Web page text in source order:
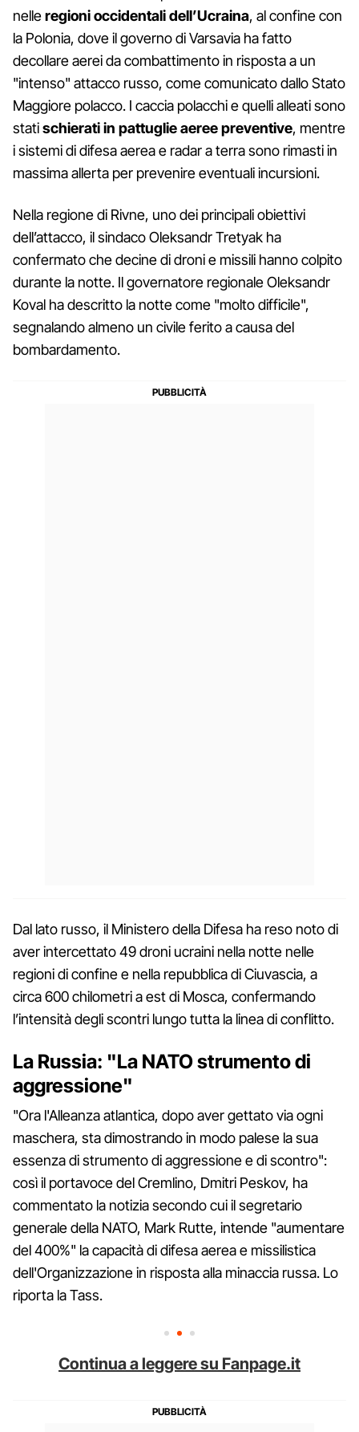
nelleregioni occidentali dell’Ucraina, al confine con
la Polonia, dove il governo di Varsavia ha fatto
decollare aerei da combattimento in risposta a un
"intenso" attacco russo, come comunicato dallo Stato
Maggiore polacco. I caccia polacchi e quelli alleati sono
statischierati in pattuglie aeree preventive, mentre
i sistemi di difesa aerea e radar a terra sono rimasti in
massima allerta per prevenire eventuali incursioni.
Nella regione di Rivne, uno dei principali obiettivi
dell’attacco, il sindaco Oleksandr Tretyak ha
confermato che decine di droni e missili hanno colpito
durante la notte. Il governatore regionale Oleksandr
Koval ha descritto la notte come "molto difficile",
segnalando almeno un civile ferito a causa del
bombardamento.
Dal lato russo, il Ministero della Difesa ha reso noto di
aver intercettato 49 droni ucraini nella notte nelle
regioni di confine e nella repubblica di Ciuvascia, a
circa 600 chilometri a est di Mosca, confermando
l’intensità degli scontri lungo tutta la linea di conflitto.
La Russia: "La NATO strumento di
aggressione"
"Ora l'Alleanza atlantica, dopo aver gettato via ogni
maschera, sta dimostrando in modo palese la sua
essenza di strumento di aggressione e di scontro":
così il portavoce del Cremlino, Dmitri Peskov, ha
commentato la notizia secondo cui il segretario
generale della NATO, Mark Rutte, intende "aumentare
del 400%" la capacità di difesa aerea e missilistica
dell'Organizzazione in risposta alla minaccia russa. Lo
riporta la Tass.
Continua a leggere su Fanpage.it